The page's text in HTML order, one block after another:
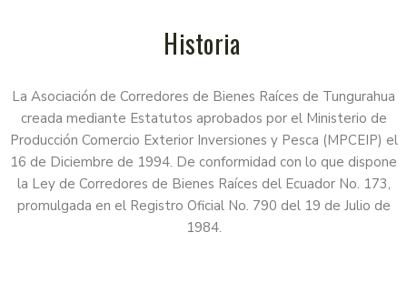
Historia
La Asociación de Corredores de Bienes Raíces de Tungurahua
creada mediante Estatutos aprobados por el Ministerio de
Producción Comercio Exterior Inversiones y Pesca (MPCEIP) el
16 de Diciembre de 1994. De conformidad con lo que dispone
la Ley de Corredores de Bienes Raíces del Ecuador No. 173,
promulgada en el Registro Oficial No. 790 del 19 de Julio de
1984.